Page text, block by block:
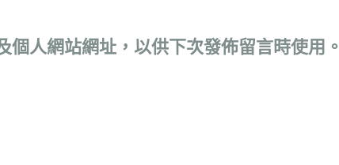
個人網站網址，以供下次發佈留言時使用。